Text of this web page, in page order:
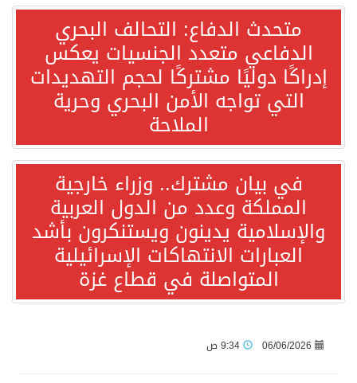
وزير الخارجية السعودي: جميع إجراءات إسرائيل الأحادية في أراضي فلسطين باطلة
ورقة بحثية: التحالف البحري الدفاعي بقيادة الرياض يعيد صياغة مفهوم أمن البحار
ترامب: الأمير محمد بن سلمان يفضل الحوار بخصوص إيران لخفض التصعيد
متحدث الدفاع: التحالف البحري
الدفاعي متعدد الجنسيات يعكس
إدراكًا دوليًا مشتركًا لحجم التهديدات
التي تواجه الأمن البحري وحرية
الملاحة
في بيان مشترك.. وزراء خارجية
المملكة وعدد من الدول العربية
والإسلامية يدينون ويستنكرون بأشد
العبارات الانتهاكات الإسرائيلية
المتواصلة في قطاع غزة
06/06/2026